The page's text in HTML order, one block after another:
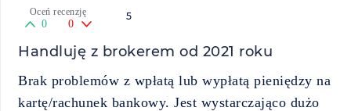
5
Oceń recenzję
0 0
Handluję z brokerem od 2021 roku
Brak problemów z wpłatą lub wypłatą pieniędzy na
kartę/rachunek bankowy. Jest wystarczająco dużo